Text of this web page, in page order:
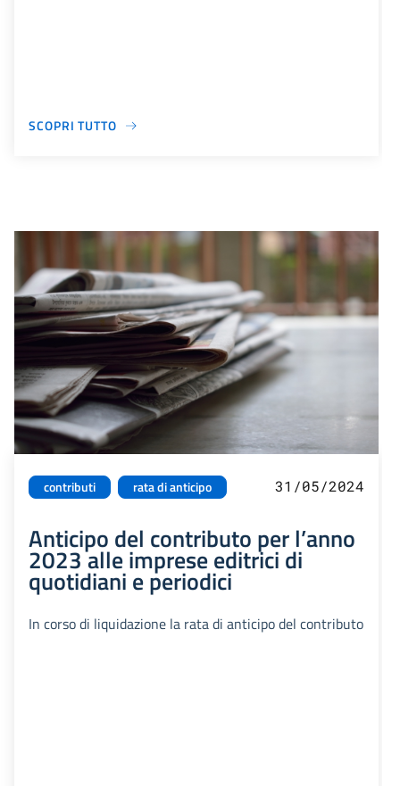
SCOPRI TUTTO
contributi rata di anticipo 31/05/2024
Anticipo del contributo per l’anno
2023 alle imprese editrici di
quotidiani e periodici
In corso di liquidazione la rata di anticipo del contributo